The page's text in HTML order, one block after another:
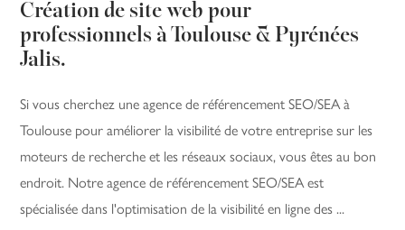
Création de site web pour
professionnels à Toulouse & Pyrénées
Jalis.
Si vous cherchez une agence de référencement SEO/SEA à
Toulouse pour améliorer la visibilité de votre entreprise sur les
moteurs de recherche et les réseaux sociaux, vous êtes au bon
endroit. Notre agence de référencement SEO/SEA est
spécialisée dans l'optimisation de la visibilité en ligne des ...